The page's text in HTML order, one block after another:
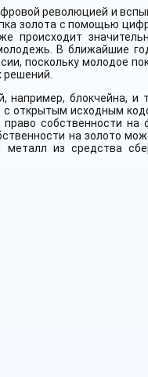
революцией и
золота с помощью
В ближайшие
поскольку молодое
например, блокчейна, и
с открытым исходным
собственности
на золото
из средства